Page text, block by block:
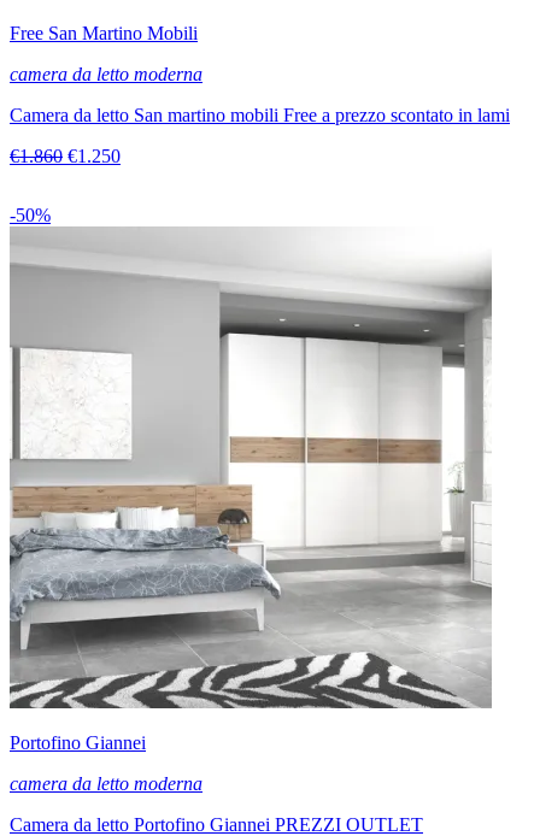
Free San Martino Mobili
camera da letto moderna
Camera da letto San martino mobili Free a prezzo scontato in lami
€1.860 €1.250
-50%
Portofino Giannei
camera da letto moderna
Camera da letto Portofino Giannei PREZZI OUTLET